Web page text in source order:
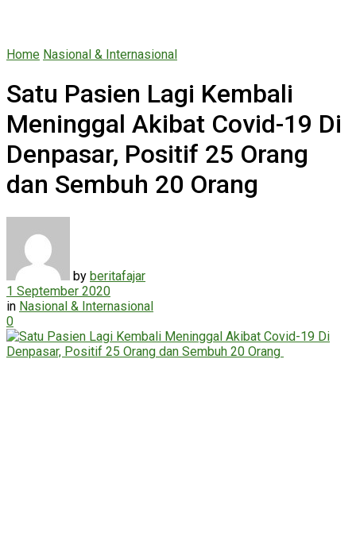
Home Nasional & Internasional
Satu Pasien Lagi Kembali
Meninggal Akibat Covid-19 Di
Denpasar, Positif 25 Orang
dan Sembuh 20 Orang
by beritafajar
1 September 2020
in Nasional & Internasional
0